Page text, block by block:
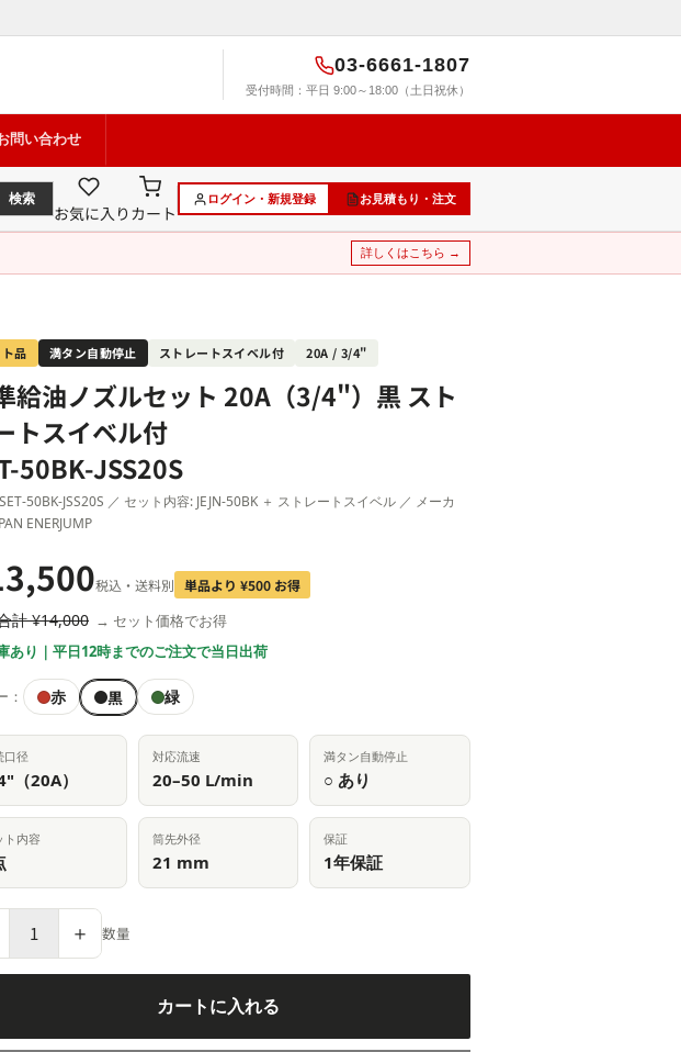
03-6661-1807
受付時間：平日 9:00～18:00（土日祝休）
問い合わせ
検索
お気に入り カート
ログイン・新規登録 お見積もり・注文
詳しくはこちら →
品 満タン自動停止 ストレートスイベル付 20A / 3/4"
給油ノズルセット 20A（3/4"）黒 スト
トスイベル付
50BK-JSS20S
50BK-JSS20S ／ セット内容: JEJN-50BK ＋ ストレートスイベル ／ メーカ
ENERJUMP
税込・送料別 単品より ¥500 お得
計 ¥14,000 → セット価格でお得
あり｜平日12時までのご注文で当日出荷
： 赤 黒 緑
口径
（20A）
対応流速
20–50 L/min
満タン自動停止
○ あり
ト内容 筒先外径
21 mm
保証
1年保証
＋ 数量
カートに入れる